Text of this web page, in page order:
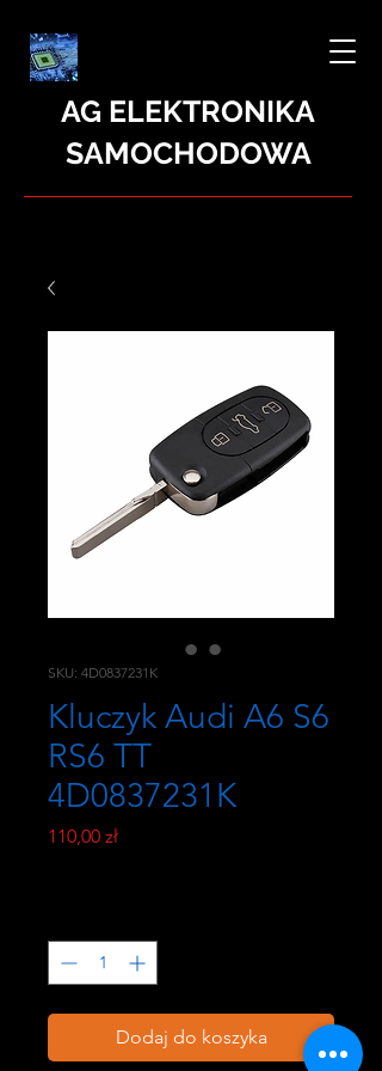
AG ELEKTRONIKA
SAMOCHODOWA
SKU: 4D0837231K
Kluczyk Audi A6 S6
RS6 TT
4D0837231K
110,00 złCena
Dodaj do koszyka